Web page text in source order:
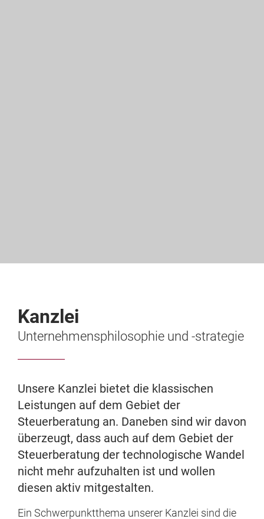
Kanzlei
Unternehmensphilosophie und -strategie
Unsere Kanzlei bietet die klassischen
Leistungen auf dem Gebiet der
Steuerberatung an. Daneben sind wir davon
überzeugt, dass auch auf dem Gebiet der
Steuerberatung der technologische Wandel
nicht mehr aufzuhalten ist und wollen
diesen aktiv mitgestalten.
Ein Schwerpunktthema unserer Kanzlei sind die